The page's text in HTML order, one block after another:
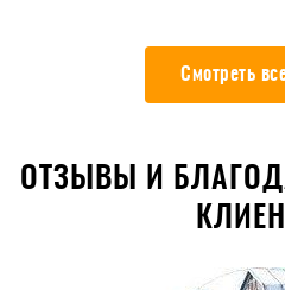
Смотреть
ОТЗЫВЫ И